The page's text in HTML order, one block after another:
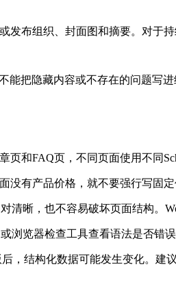
布组织、封面图和摘要。对于
把隐藏内容或不存在的问题写
和FAQ页，不同页面使用不同
有产品价格，就不要强行写固定
晰，也不容易破坏页面结构。
浏览器检查工具查看语法是否错
，结构化数据可能发生变化。建